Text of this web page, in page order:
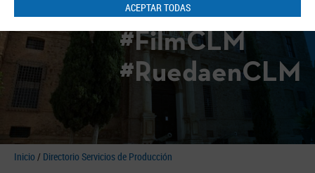
ACEPTAR TODAS
#FilmCLM
#RuedaenCLM
Inicio / Directorio Servicios de Producción